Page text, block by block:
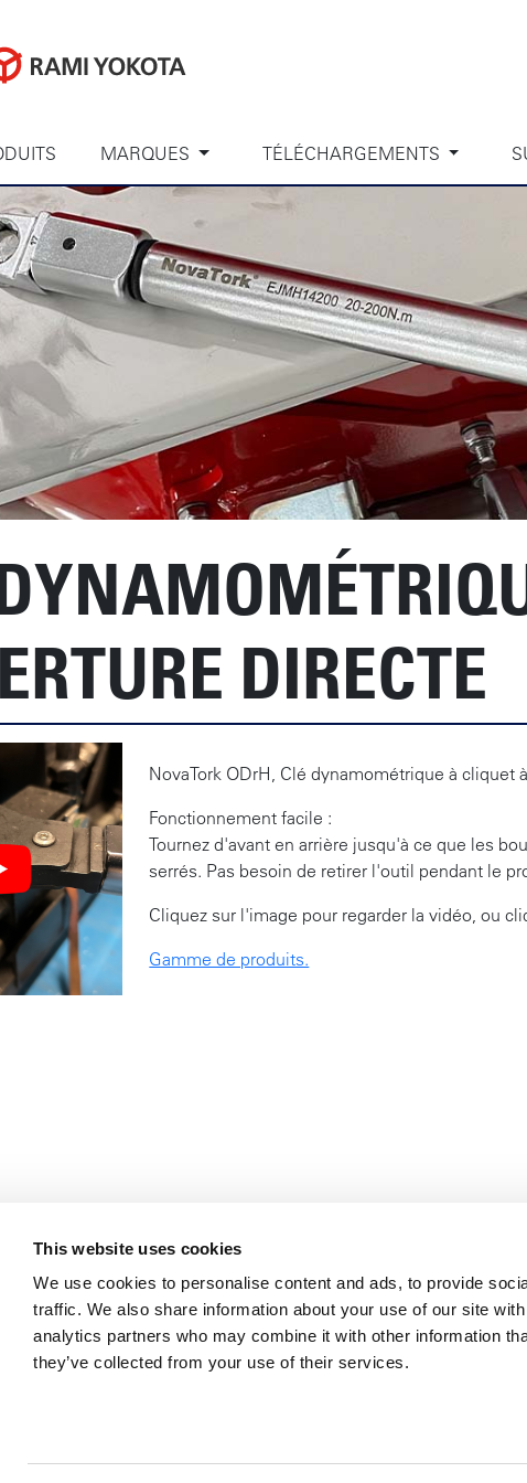
This website uses cookies
We use cookies to personalise content and ads, to provide
traffic. We also share information about your use of our site
analytics partners who may combine it with other information
they’ve collected from your use of their services.
MARQUES TÉLÉCHARGEMENTS
DIRECTE
NovaTork ODrH, Clé dynamométrique à cliquet
Fonctionnement facile :
Tournez d'avant en arrière jusqu'à ce que les
serrés. Pas besoin de retirer l'outil pendant le
Cliquez sur l'image pour regarder la vidéo, ou
Gamme de produits.